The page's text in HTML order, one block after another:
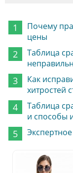
Почему
цены
Таблица
Как
хитростей
Таблица
и способы